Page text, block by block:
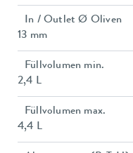
In / Outlet Ø Oliven
13 mm
Füllvolumen min.
2,4 L
Füllvolumen max.
4,4 L